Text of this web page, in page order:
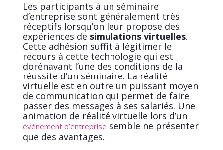
Les participants à un séminaire
d’entreprise sont généralement très
réceptifs lorsqu’on leur propose des
expériences de simulations virtuelles.
Cette adhésion suffit à légitimer le
recours à cette technologie qui est
dorénavant l’une des conditions de la
réussite d’un séminaire. La réalité
virtuelle est en outre un puissant moyen
de communication qui permet de faire
passer des messages à ses salariés. Une
animation de réalité virtuelle lors d’un
événement d’entreprise semble ne présenter
que des avantages.